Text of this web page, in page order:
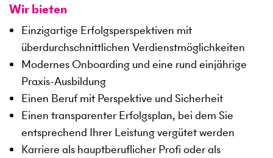
Wir bieten
Einzigartige Erfolgsperspektiven mit
überdurchschnittlichen Verdienstmöglichkeiten
Modernes Onboarding und eine rund einjährige
Praxis-Ausbildung
Einen Beruf mit Perspektive und Sicherheit
Einen transparenter Erfolgsplan, bei dem Sie
entsprechend Ihrer Leistung vergütet werden
Karriere als hauptberuflicher Profi oder als